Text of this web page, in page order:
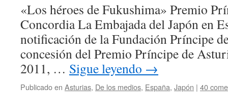
«Los héroes de Fukushima» Premio
Concordia La Embajada del Japón en
notificación de la Fundación Príncipe
concesión del Premio Príncipe de
2011, … Sigue leyendo →
Publicado en Asturias, De los medios, España, Japón | 40